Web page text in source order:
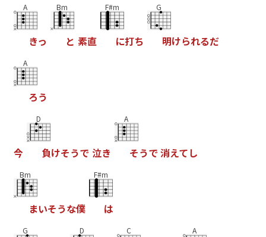
A
きっ
Bm
と 素直
F#m
に打ち
G
明けられるだ
A
ろう
今
D
負けそうで 泣き
A
そうで 消えてし
Bm
まいそうな僕
F#m
は
G D C A